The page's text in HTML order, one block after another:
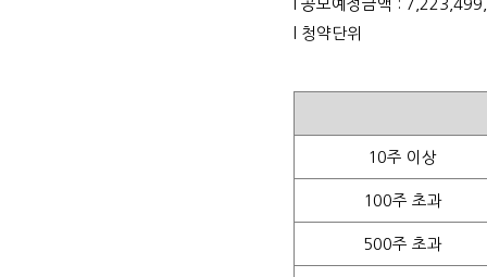
공모예정금액 :
청약단위
10주 이상
100주 초과
500주 초과